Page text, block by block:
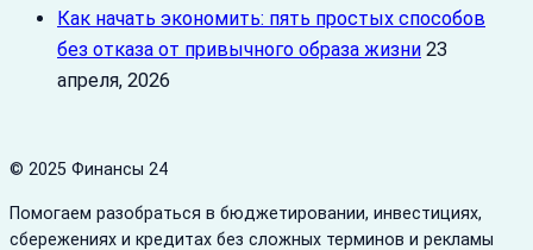
Как начать экономить: пять простых способов
без отказа от привычного образа жизни 23
апреля, 2026
© 2025 Финансы 24
Помогаем разобраться в бюджетировании, инвестициях,
сбережениях и кредитах без сложных терминов и рекламы